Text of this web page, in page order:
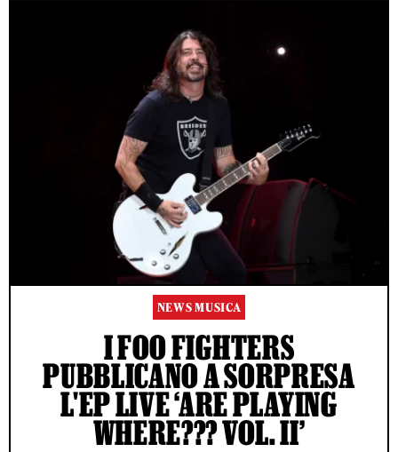
NEWS MUSICA
I FOO FIGHTERS
PUBBLICANO A SORPRESA
L'EP LIVE ‘ARE PLAYING
WHERE??? VOL. II’